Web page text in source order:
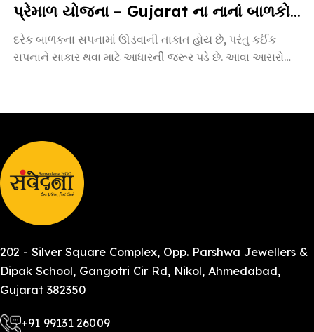
પ્રેમાળ યોજના – Gujarat ના નાનાં બાળકો માટે આશાની નવી કિરણ
દરેક બાળકના સપનામાં ઊડવાની તાકાત હોય છે, પરંતુ કઈંક
સપનાને સાકાર થવા માટે આધારની જરૂર પડે છે. આવા આસરો
202 - Silver Square Complex, Opp. Parshwa Jewellers &
Dipak School, Gangotri Cir Rd, Nikol, Ahmedabad,
Gujarat 382350
+91 99131 26009